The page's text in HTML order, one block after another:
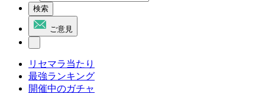
検索
ご意見
リセマラ当たり
最強ランキング
開催中のガチャ